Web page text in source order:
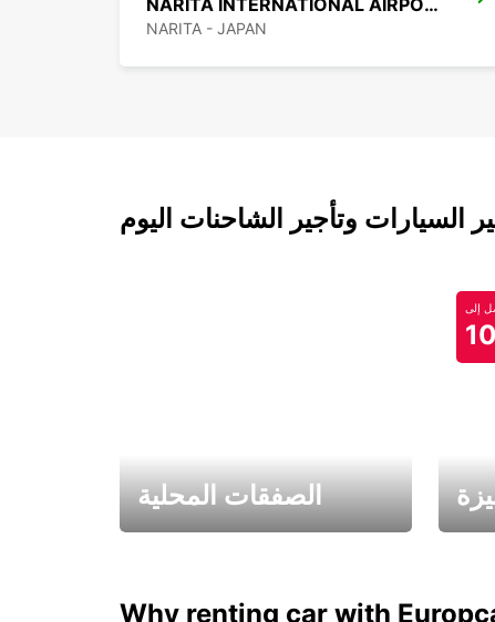
NARITA INTERNATIONAL AIRPORT
NARITA - JAPAN
السيارات وتأجير الشاحنات اليوم
الصفقات المحلية
إلى
Why renting car with